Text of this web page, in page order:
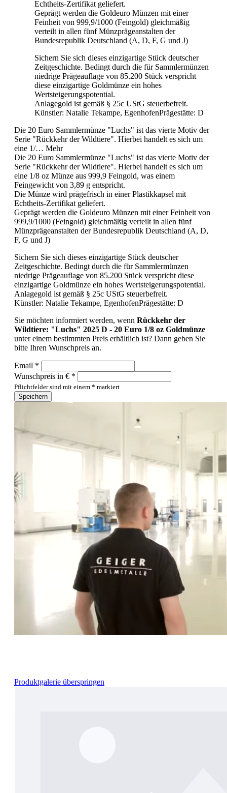
Echtheits-Zertifikat geliefert.
Geprägt werden die Goldeuro Münzen mit einer
Feinheit von 999,9/1000 (Feingold) gleichmäßig
verteilt in allen fünf Münzprägeanstalten der
Bundesrepublik Deutschland (A, D, F, G und J)
Sichern Sie sich dieses einzigartige Stück deutscher
Zeitgeschichte. Bedingt durch die für Sammlermünzen
niedrige Prägeauflage von 85.200 Stück verspricht
diese einzigartige Goldmünze ein hohes
Wertsteigerungspotential.
Anlagegold ist gemäß § 25c UStG steuerbefreit.
Künstler: Natalie Tekampe, EgenhofenPrägestätte: D
Die 20 Euro Sammlermünze "Luchs" ist das vierte Motiv der
Serie "Rückkehr der Wildtiere". Hierbei handelt es sich um
eine 1/… Mehr
Die 20 Euro Sammlermünze "Luchs" ist das vierte Motiv der
Serie "Rückkehr der Wildtiere". Hierbei handelt es sich um
eine 1/8 oz Münze aus 999,9 Feingold, was einem
Feingewicht von 3,89 g entspricht.
Die Münze wird prägefrisch in einer Plastikkapsel mit
Echtheits-Zertifikat geliefert.
Geprägt werden die Goldeuro Münzen mit einer Feinheit von
999,9/1000 (Feingold) gleichmäßig verteilt in allen fünf
Münzprägeanstalten der Bundesrepublik Deutschland (A, D,
F, G und J)
Sichern Sie sich dieses einzigartige Stück deutscher
Zeitgeschichte. Bedingt durch die für Sammlermünzen
niedrige Prägeauflage von 85.200 Stück verspricht diese
einzigartige Goldmünze ein hohes Wertsteigerungspotential.
Anlagegold ist gemäß § 25c UStG steuerbefreit.
Künstler: Natalie Tekampe, EgenhofenPrägestätte: D
Sie möchten informiert werden, wenn Rückkehr der
Wildtiere: "Luchs" 2025 D - 20 Euro 1/8 oz Goldmünze
unter einem bestimmten Preis erhältlich ist? Dann geben Sie
bitte Ihren Wunschpreis an.
Email *
Wunschpreis in € *
Pflichtfelder sind mit einem * markiert
Speichern
Produktgalerie überspringen